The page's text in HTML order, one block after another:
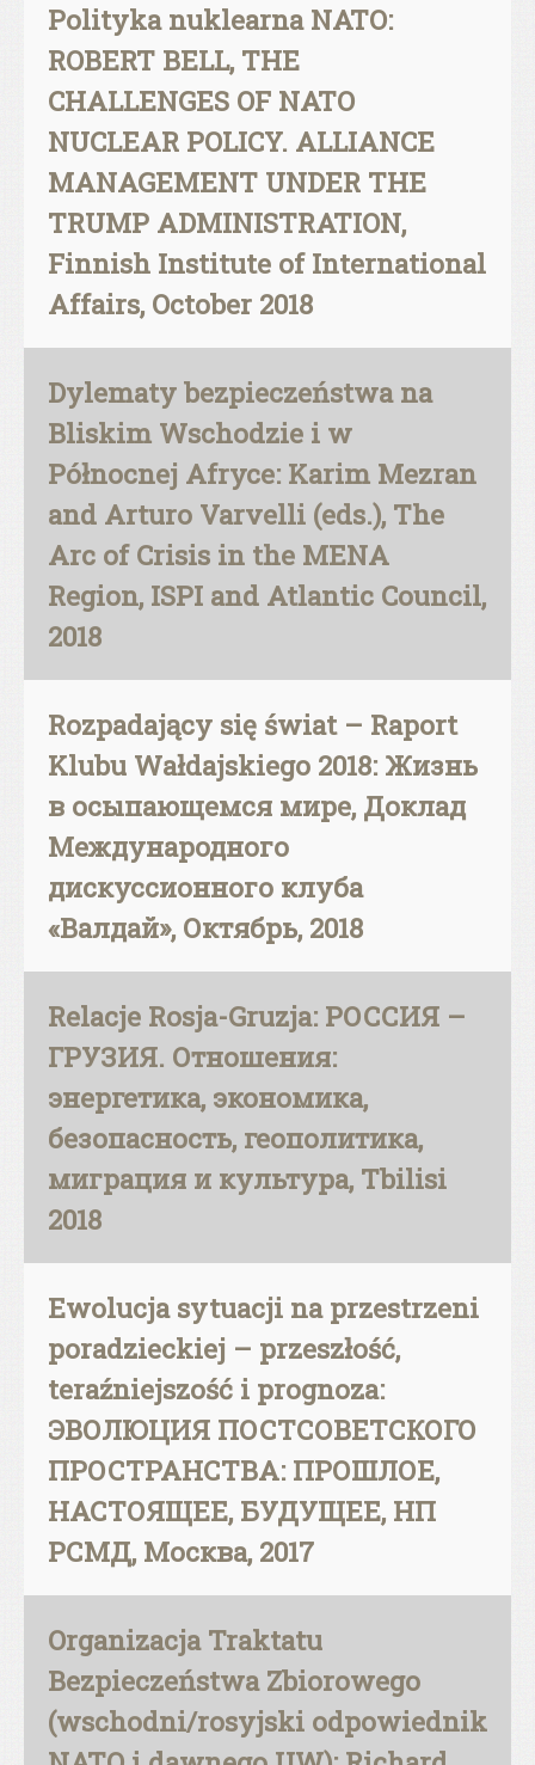
Polityka nuklearna NATO:
ROBERT BELL, THE
CHALLENGES OF NATO
NUCLEAR POLICY. ALLIANCE
MANAGEMENT UNDER THE
TRUMP ADMINISTRATION,
Finnish Institute of International
Affairs, October 2018
Dylematy bezpieczeństwa na
Bliskim Wschodzie i w
Północnej Afryce: Karim Mezran
and Arturo Varvelli (eds.), The
Arc of Crisis in the MENA
Region, ISPI and Atlantic Council,
2018
Rozpadający się świat – Raport
Klubu Wałdajskiego 2018: Жизнь
в осыпающемся мире, Доклад
Международного
дискуссионного клуба
«Валдай», Октябрь, 2018
Relacje Rosja-Gruzja: РОССИЯ –
ГРУЗИЯ. Отношения:
энергетика, экономика,
безопасность, геополитика,
миграция и культура, Tbilisi
2018
Ewolucja sytuacji na przestrzeni
poradzieckiej – przeszłość,
teraźniejszość i prognoza:
ЭВОЛЮЦИЯ ПОСТСОВЕТСКОГО
ПРОСТРАНСТВА: ПРОШЛОЕ,
НАСТОЯЩЕЕ, БУДУЩЕЕ, НП
РСМД, Москва, 2017
Organizacja Traktatu
Bezpieczeństwa Zbiorowego
(wschodni/rosyjski odpowiednik